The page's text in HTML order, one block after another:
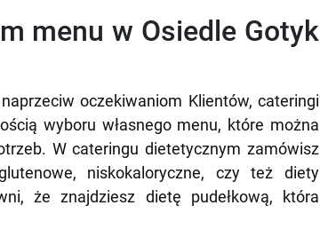
menu w Osiedle Gotyk
oczekiwaniom Klientów, cateringi
wyboru własnego menu, które można
W cateringu dietetycznym zamówisz
niskokaloryczne, czy też diety
że znajdziesz dietę pudełkową, która